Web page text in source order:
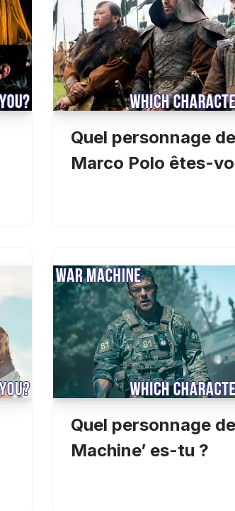
Quel personnage de
Marco Polo êtes-
Quel personnage
Machine’ es-tu ?